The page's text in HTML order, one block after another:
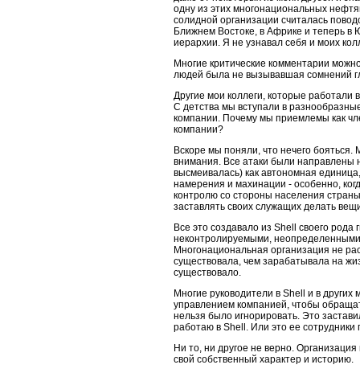
одну из этих многонациональных
солидной организации считалась
Ближнем Востоке, в Африке и теперь в
иерархии. Я не узнавал себя и моих
Многие критические комментарии
людей была не вызывавшая сомнений
Другие мои коллеги, которые работали
С детства мы вступали в
компании. Почему мы приемлемы как
компании?
Вскоре мы поняли, что нечего
внимания. Все атаки были
высмеивалась) как автономная
намерения и махинации - особенно,
контролю со стороны населения
заставлять своих служащих делать
Все это создавало из Shell своего рода
неконтролируемыми,
Многонациональная организация не
существовала, чем зарабатывала на
существовало.
Многие руководители в Shell и в
управлением компанией, чтобы
нельзя было игнорировать. Это
работаю в Shell. Или это ее
Ни то, ни другое не верно.
свой собственный характер и историю.